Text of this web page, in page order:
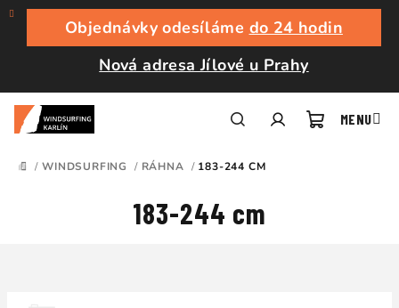
Přejít
obsah
Objednávky odesíláme do 24 hodin
Nová adresa Jílové u Prahy
DOMŮ
/ WINDSURFING / RÁHNA / 183-244 CM
183-244 cm